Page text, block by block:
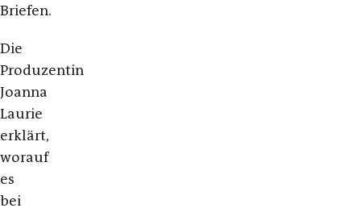
Briefen.
Die
Produzentin
Joanna
Laurie
erklärt,
worauf
es
bei